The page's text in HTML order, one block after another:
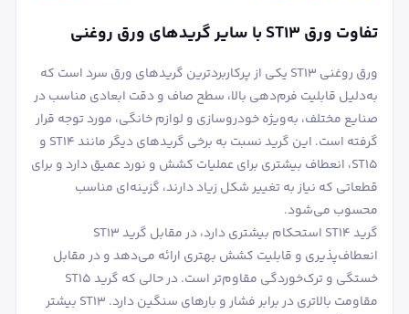
تفاوت ورق ST13 با سایر گریدهای ورق روغنی
ورق روغنی ST13 یکی از پرکاربردترین گریدهای ورق سرد است که
به‌دلیل قابلیت فرم‌دهی بالا، سطح صاف و دقت ابعادی مناسب در
صنایع مختلف، به‌ویژه خودروسازی و لوازم خانگی، مورد توجه قرار
گرفته است. این گرید نسبت به برخی گریدهای دیگر مانند ST14 و
ST15، انعطاف بیشتری برای عملیات کشش و نورد عمیق دارد و برای
قطعاتی که نیاز به تغییر شکل زیاد دارند، گزینه‌ای مناسب
محسوب می‌شود.
گرید ST14 استحکام بیشتری دارد، در مقابل گرید ST13
انعطاف‌پذیری و قابلیت کشش بهتری ارائه می‌دهد و در مقابل
خستگی و ترک‌خوردگی مقاوم‌تر است. در حالی که گرید ST15
مقاومت بالاتری در برابر فشار و بارهای سنگین دارد. ST13 بیشتر